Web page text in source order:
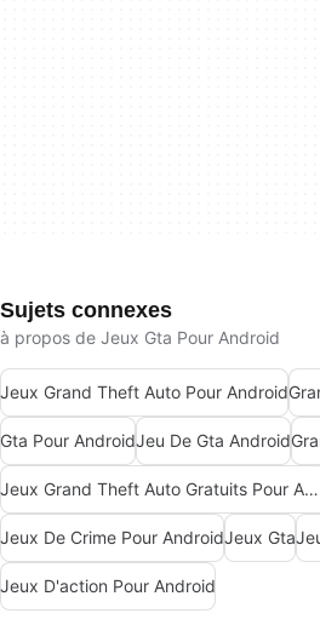
Sujets connexes
à propos de Jeux Gta Pour Android
Jeux Grand Theft Auto Pour Android
Gta Pour AndroidJeu De Gta Android
Jeux Grand Theft Auto Gratuits Pour Android
Jeux De Crime Pour AndroidJeux Gta
Jeux D'action Pour Android